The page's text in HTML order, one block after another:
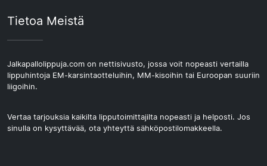
Tietoa Meistä
Jalkapallolippuja.com on nettisivusto, jossa voit nopeasti vertailla
lippuhintoja EM-karsintaotteluihin, MM-kisoihin tai Euroopan suuriin
liigoihin.
Vertaa tarjouksia kaikilta lipputoimittajilta nopeasti ja helposti. Jos
sinulla on kysyttävää, ota yhteyttä sähköpostilomakkeella.